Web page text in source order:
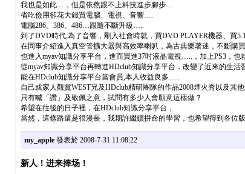
我也是如此…，但是依然跟不上科技進步腳步…
省吃儉用卻花大錢買電腦、電視、音響….
電腦286、386、486…跟隨不斷升級…..
到了DVD時代,為了音響，剛入社會時就，買DVD PLAYER機器、買
在同事介紹進入真空管擴大器與高效率喇叭，為古典樂著迷，不斷
也進入myav知識分享平台，進而買進37吋液晶電視…..，加上PS3，
從myav知識分享平台再轉進HDclub知識分享平台，改變了近來的生活
能在HDclub知識分享平台當會員,本人收益良多…..
自己或家人觀賞WEST兄及HDclub精研團隊的作品2008煙火秀以及其他
只有喊「讚」及敬佩之意，試問有多少人會願意這樣做？
希望在往後的日子裡，在HDclub知識分享平台，
當然，這條路還是很漫長，我期許繼續拼命的學習，也希望得到各位
my_apple發表於 2008-7-31 11:08:22
新人！进来捧场！